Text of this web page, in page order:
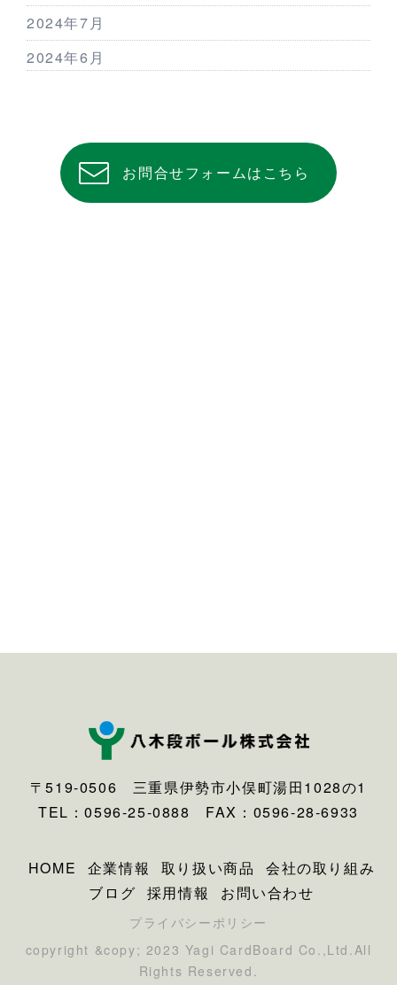
2024年7月
2024年6月
お問合せフォームはこちら
〒519-0506 三重県伊勢市小俣町湯田1028の1
TEL：0596-25-0888 FAX：0596-28-6933
HOME 企業情報 取り扱い商品
会社の取り組み
ブログ
採用情報 お問い合わせ
プライバシーポリシー
copyright &copy; 2023 Yagi CardBoard Co.,Ltd.All
Rights Reserved.